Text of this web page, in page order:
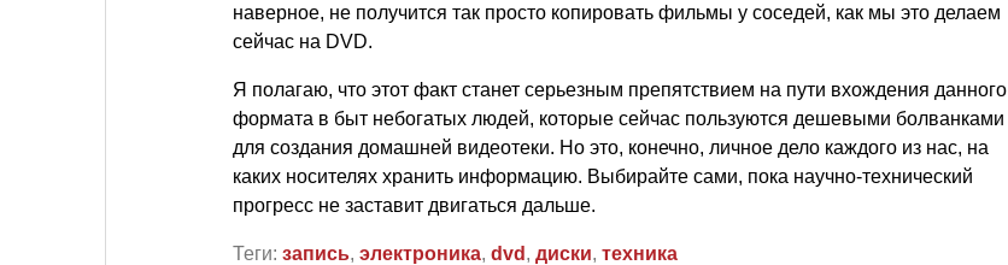
наверное, не получится так просто копировать фильмы у соседей, как мы это делаем
сейчас на DVD.
Я полагаю, что этот факт станет серьезным препятствием на пути вхождения данного
формата в быт небогатых людей, которые сейчас пользуются дешевыми болванками
для создания домашней видеотеки. Но это, конечно, личное дело каждого из нас, на
каких носителях хранить информацию. Выбирайте сами, пока научно-технический
прогресс не заставит двигаться дальше.
Теги: запись, электроника, dvd , диски, техника